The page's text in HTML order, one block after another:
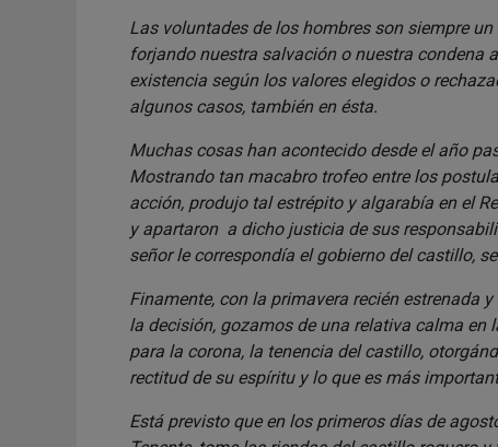
Las voluntades de los hombres son siempre
forjando nuestra salvación o nuestra condena
existencia según los valores elegidos o
algunos casos, también en ésta.
Muchas cosas han acontecido desde el año
Mostrando tan macabro trofeo entre los
acción, produjo tal estrépito y algarabía en el
y apartaron a dicho justicia de sus
señor le correspondía el gobierno del castillo,
Finamente, con la primavera recién estrenada
la decisión, gozamos de una relativa calma en
para la corona, la tenencia del castillo,
rectitud de su espíritu y lo que es más
Está previsto que en los primeros días de